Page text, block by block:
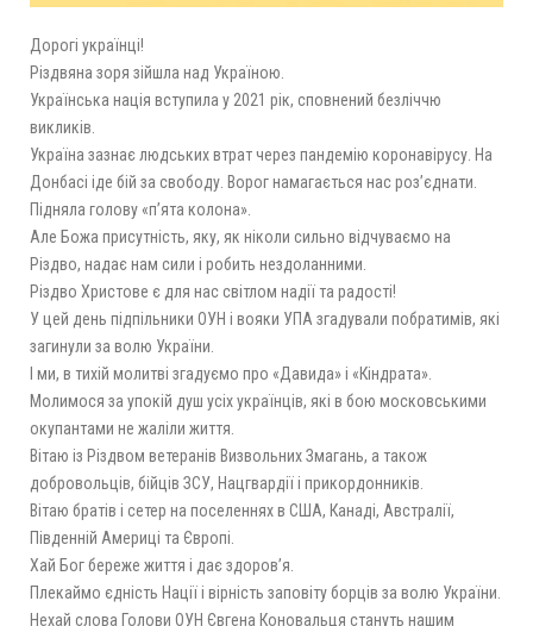
Дорогі українці!
Різдвяна зоря зійшла над Україною.
Українська нація вступила у 2021 рік, сповнений безліччю
викликів.
Україна зазнає людських втрат через пандемію коронавірусу. На
Донбасі іде бій за свободу. Ворог намагається нас роз’єднати.
Підняла голову «п’ята колона».
Але Божа присутність, яку, як ніколи сильно відчуваємо на
Різдво, надає нам сили і робить нездоланними.
Різдво Христове є для нас світлом надії та радості!
У цей день підпільники ОУН і вояки УПА згадували побратимів, які
загинули за волю України.
І ми, в тихій молитві згадуємо про «Давида» і «Кіндрата».
Молимося за упокій душ усіх українців, які в бою московськими
окупантами не жаліли життя.
Вітаю із Різдвом ветеранів Визвольних Змагань, а також
добровольців, бійців ЗСУ, Нацгвардії і прикордонників.
Вітаю братів і сетер на поселеннях в США, Канаді, Австралії,
Південній Америці та Європі.
Хай Бог береже життя і дає здоров’я.
Плекаймо єдність Нації і вірність заповіту борців за волю України.
Нехай слова Голови ОУН Євгена Коновальця стануть нашим